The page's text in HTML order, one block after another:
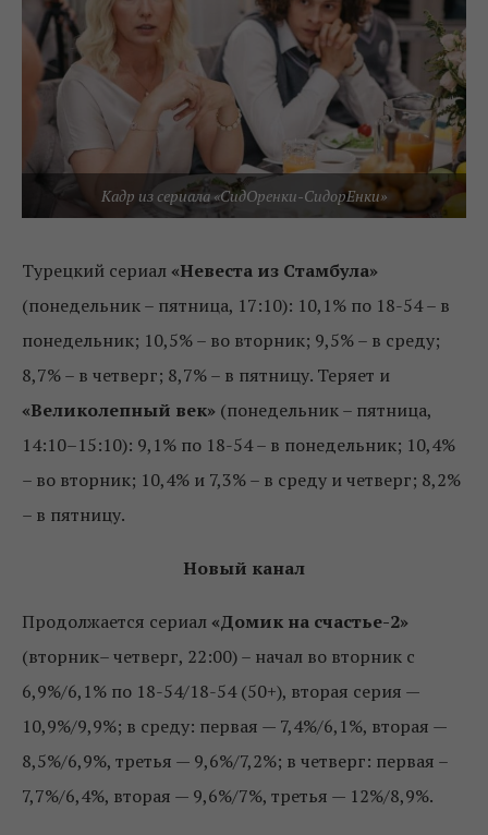
Кадр из сериала «СидОренки-СидорЕнки»
Турецкий сериал «Невеста из Стамбула»
(понедельник – пятница, 17:10): 10,1% по 18-54 – в
понедельник; 10,5% – во вторник; 9,5% – в среду;
8,7% – в четверг; 8,7% – в пятницу. Теряет и
«Великолепный век» (понедельник – пятница,
14:10–15:10): 9,1% по 18-54 – в понедельник; 10,4%
– во вторник; 10,4% и 7,3% – в среду и четверг; 8,2%
– в пятницу.
Новый канал
Продолжается сериал «Домик на счастье-2»
(вторник– четверг, 22:00) – начал во вторник с
6,9%/6,1% по 18-54/18-54 (50+), вторая серия —
10,9%/9,9%; в среду: первая — 7,4%/6,1%, вторая —
8,5%/6,9%, третья — 9,6%/7,2%; в четверг: первая –
7,7%/6,4%, вторая — 9,6%/7%, третья — 12%/8,9%.